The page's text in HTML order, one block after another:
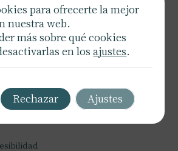
para ofrecerte la mejor
nuestra web.
más sobre qué cookies
en losajustes.
Rechazar Ajustes